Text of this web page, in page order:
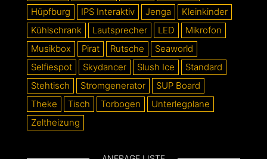
Hüpfburg
IPS Interaktiv Jenga
Kleinkinder
Kühlschrank
Lautsprecher LED
Mikrofon
Musikbox
Pirat Rutsche
Seaworld
Selfiespot
Skydancer Slush Ice
Standard
Stehtisch
Stromgenerator
SUP Board
Theke
Tisch Torbogen
Unterlegplane
Zeltheizung